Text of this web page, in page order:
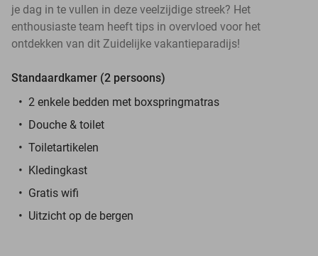
je dag in te vullen in deze veelzijdige streek? Het
enthousiaste team heeft tips in overvloed voor het
ontdekken van dit Zuidelijke vakantieparadijs!
Standaardkamer (2 persoons)
2 enkele bedden met boxspringmatras
Douche & toilet
Toiletartikelen
Kledingkast
Gratis wifi
Uitzicht op de bergen